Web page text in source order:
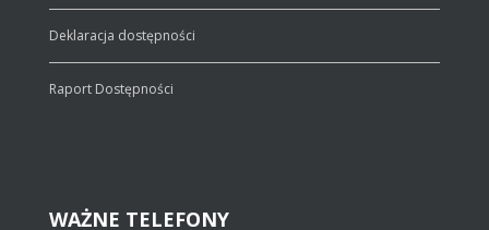
Deklaracja dostępności
Raport Dostępności
WAŻNE TELEFONY